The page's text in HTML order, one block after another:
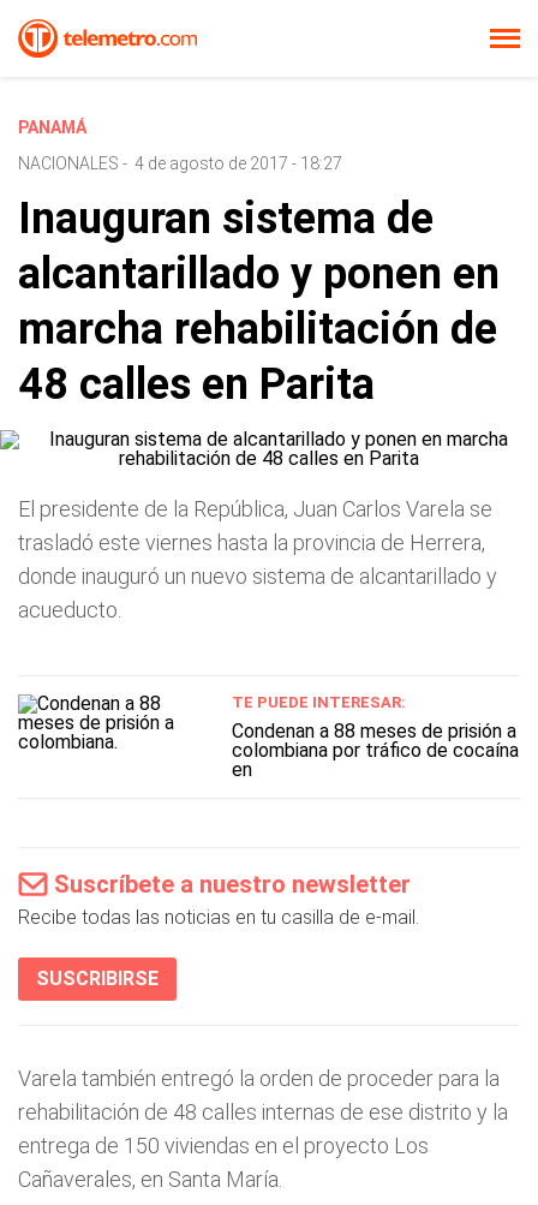
PANAMÁ
NACIONALES - 4 de agosto de 2017 - 18:27
Inauguran sistema de
alcantarillado y ponen en
marcha rehabilitación de
48 calles en Parita
El presidente de la República, Juan Carlos Varela se
trasladó este viernes hasta la provincia de Herrera,
donde inauguró un nuevo sistema de alcantarillado y
acueducto.
TE PUEDE INTERESAR:
Condenan a 88 meses de prisión a
colombiana por tráfico de cocaína
en
Suscríbete a nuestro newsletter
Recibe todas las noticias en tu casilla de e-mail.
SUSCRIBIRSE
Varela también entregó la orden de proceder para la
rehabilitación de 48 calles internas de ese distrito y la
entrega de 150 viviendas en el proyecto Los
Cañaverales, en Santa María.